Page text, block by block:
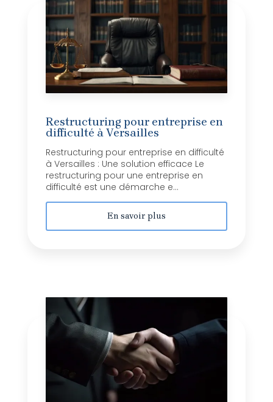
Restructuring pour entreprise en
difficulté à Versailles
Restructuring pour entreprise en difficulté
à Versailles : Une solution efficace Le
restructuring pour une entreprise en
difficulté est une démarche e...
En savoir plus